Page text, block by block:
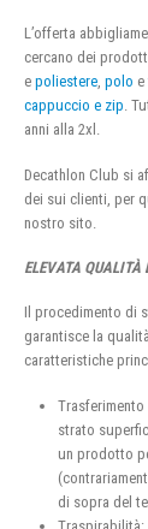
L’offerta
cercano dei
e poliestere, polo e
cappuccio e zip.
anni alla 2xl.
Decathlon Club si
dei sui clienti, per
nostro sito.
ELEVATA
Il procedimento di
garantisce la
caratteristiche
Trasferimento
strato
un prodotto
di sopra del